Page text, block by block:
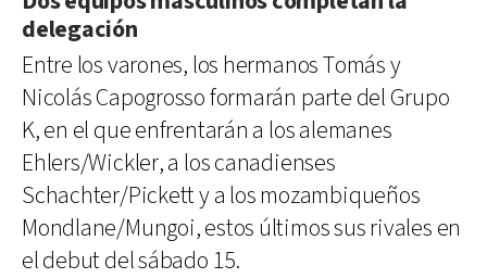
delegación
Entre los varones, los hermanos Tomás y
Nicolás Capogrosso formarán parte del Grupo
K, en el que enfrentarán a los alemanes
Ehlers/Wickler, a los canadienses
Schachter/Pickett y a los mozambiqueños
Mondlane/Mungoi, estos últimos sus rivales en
el debut del sábado 15.